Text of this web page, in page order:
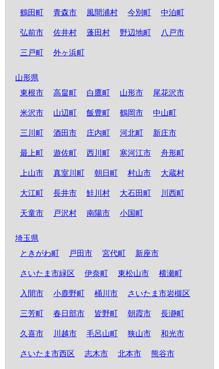
鶴田町 青森市 風間浦村 今別町 中泊町
弘前市 佐井村 蓬田村 野辺地町 八戸市
三戸町 外ヶ浜町
山形県
東根市
高畠町 白鷹町 山形市 尾花沢市
米沢市 山辺町 飯豊町 鶴岡市 中山町
三川町 酒田市 庄内町 河北町 新庄市
最上町 遊佐町 西川町 寒河江市 舟形町
上山市 真室川町 朝日町 村山市 大蔵村
大江町 長井市 鮭川村 大石田町 川西町
天童市 戸沢村 南陽市 小国町
埼玉県
ときがわ町
戸田市 宮代町 新座市
さいたま市緑区 伊奈町 東松山市 横瀬町
入間市 小鹿野町 桶川市 さいたま市岩槻区
三芳町 春日部市 皆野町 朝霞市 長瀞町
久喜市 川越市 毛呂山町 狭山市 和光市
さいたま市西区 志木市 北本市 熊谷市